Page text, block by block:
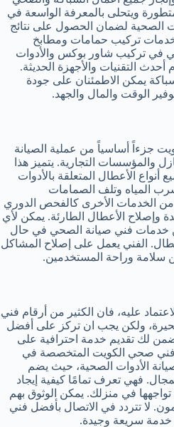
ويتحلى بالمعرفة الواسعة في
الصحية لضمان الحصول على نتائج
خدمات تركيب حمامات ومطابخ
في تركيب شاور بوكس والأدوات
أحدث التقنيات والأجهزة الحديثة.
يمكن الاطمئنان على جودة
الوقت والمال والجهد.
جزءاً أساسياً من عملية الصيانة
والمؤسسات التجارية. يتميز هذا
الأعطال المتعلقة بالأدوات
المياه وتلف الصمامات
من الخدمات الأخرى كالفحص الدوري
وإصلاح الأعطال الطارئة. يمكن لأي
خدمات فني صيانة الصحي في حال
الفني يعمل على إصلاح المشاكل
سلامة وراحة المستخدمين.
عليه، فان الكثير من أرقام فني
ولكن يجب ان تركز على أفضل
لك تقديم خدمة احترافية على
صحي الكويت المتخصصة في
الأدوات الصحية، حيث يضم
فهي تعرف تمامًا كيفية إيجاد
في منزلك. يمكن الوثوق بهم
لا تتردد في الاتصال بأفضل فني
سريعة وجيدة.